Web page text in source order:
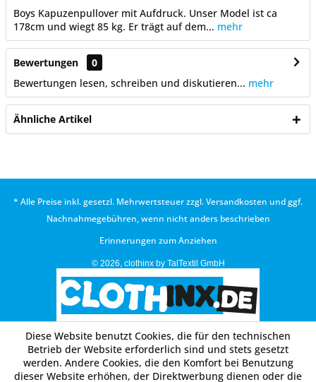
Boys Kapuzenpullover mit Aufdruck. Unser Model ist ca
178cm und wiegt 85 kg. Er trägt auf dem... mehr
Bewertungen
0
Bewertungen lesen, schreiben und diskutieren... mehr
Ähnliche Artikel
* Alle Preise inkl. gesetzl. Mehrwertsteuer zzgl.Versandkosten und ggf.
Nachnahmegebühren, wenn nicht anders beschrieben
Erinnerungen zum Anziehen
© 2026, clothinx by TalTextil GmbH
Diese Website benutzt Cookies, die für den technischen
Betrieb der Website erforderlich sind und stets gesetzt
werden. Andere Cookies, die den Komfort bei Benutzung
dieser Website erhöhen, der Direktwerbung dienen oder die